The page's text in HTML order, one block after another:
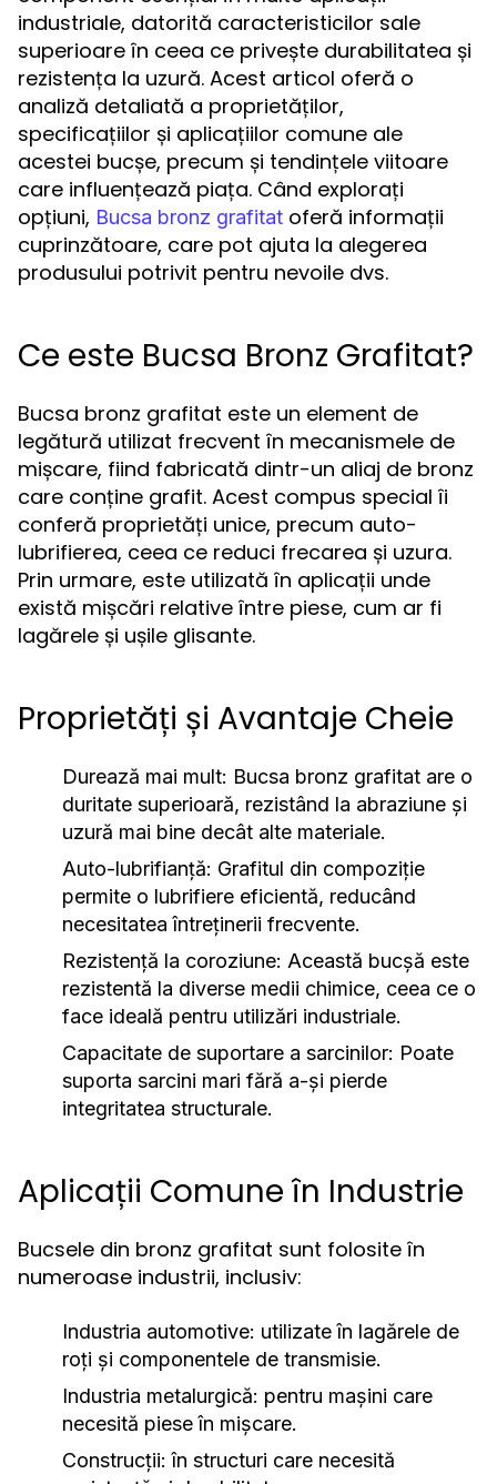
industriale, datorită caracteristicilor sale
superioare în ceea ce privește durabilitatea și
rezistența la uzură. Acest articol oferă o
analiză detaliată a proprietăților,
specificațiilor și aplicațiilor comune ale
acestei bucșe, precum și tendințele viitoare
care influențează piața. Când explorați
opțiuni, Bucsa bronz grafitat oferă informații
cuprinzătoare, care pot ajuta la alegerea
produsului potrivit pentru nevoile dvs.
Ce este Bucsa Bronz Grafitat?
Bucsa bronz grafitat este un element de
legătură utilizat frecvent în mecanismele de
mișcare, fiind fabricată dintr-un aliaj de bronz
care conține grafit. Acest compus special îi
conferă proprietăți unice, precum auto-
lubrifierea, ceea ce reduci frecarea și uzura.
Prin urmare, este utilizată în aplicații unde
există mișcări relative între piese, cum ar fi
lagărele și ușile glisante.
Proprietăți și Avantaje Cheie
Durează mai mult: Bucsa bronz grafitat are o
duritate superioară, rezistând la abraziune și
uzură mai bine decât alte materiale.
Auto-lubrifianță: Grafitul din compoziție
permite o lubrifiere eficientă, reducând
necesitatea întreținerii frecvente.
Rezistență la coroziune: Această bucșă este
rezistentă la diverse medii chimice, ceea ce o
face ideală pentru utilizări industriale.
Capacitate de suportare a sarcinilor: Poate
suporta sarcini mari fără a-și pierde
integritatea structurale.
Aplicații Comune în Industrie
Bucsele din bronz grafitat sunt folosite în
numeroase industrii, inclusiv:
Industria automotive: utilizate în lagărele de
roți și componentele de transmisie.
Industria metalurgică: pentru mașini care
necesită piese în mișcare.
Construcții: în structuri care necesită